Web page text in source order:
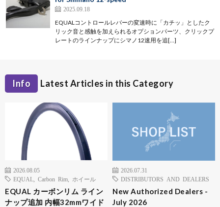
2025.09.18
EQUALコントロールレバーの変速時に「カチッ」としたク
リック音と感触を加えられるオプションパーツ、クリックプ
レートのラインナップにシマノ12速用を追[…]
Info Latest Articles in this Category
2026.08.05
EQUAL
Carbon Rim ホイール
EQUAL カーボンリム ライン
ナップ追加 内幅32mmワイド
2026.07.31
DISTRIBUTORS AND DEALERS
New Authorized Dealers -
July 2026